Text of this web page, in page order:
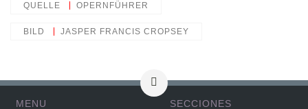
QUELLE OPERNFÜHRER
BILD JASPER FRANCIS CROPSEY
MENU SECCIONES